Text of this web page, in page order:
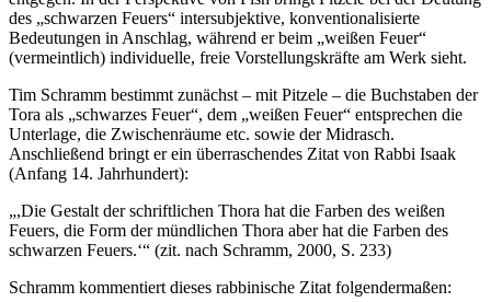
des „schwarzen Feuers“ intersubjektive, konventionalisierte
Bedeutungen in Anschlag, während er beim „weißen Feuer“
(vermeintlich) individuelle, freie Vorstellungskräfte am Werk sieht.
Tim Schramm bestimmt zunächst – mit Pitzele – die Buchstaben der
Tora als „schwarzes Feuer“, dem „weißen Feuer“ entsprechen die
Unterlage, die Zwischenräume etc. sowie der Midrasch.
Anschließend bringt er ein überraschendes Zitat von Rabbi Isaak
(Anfang 14. Jahrhundert):
„,Die Gestalt der schriftlichen Thora hat die Farben des weißen
Feuers, die Form der mündlichen Thora aber hat die Farben des
schwarzen Feuers.‘“ (zit. nach Schramm, 2000, S. 233)
Schramm kommentiert dieses rabbinische Zitat folgendermaßen: